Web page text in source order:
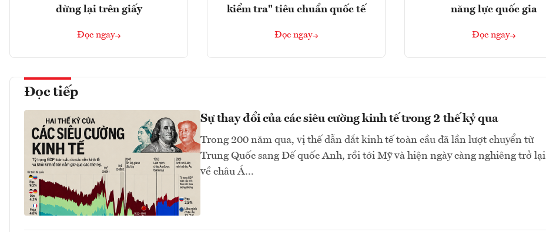
dừng lại trên giấy
Đọc ngay
kiểm tra" tiêu chuẩn quốc tế
Đọc ngay
năng lực quốc gia
Đọc ngay
Đọc tiếp
Sự thay đổi của các siêu cường kinh tế trong 2 thế kỷ qua
Trong 200 năm qua, vị thế dẫn dắt kinh tế toàn cầu đã lần lượt chuyển từ
Trung Quốc sang Đế quốc Anh, rồi tới Mỹ và hiện ngày càng nghiêng trở lại
về châu Á...